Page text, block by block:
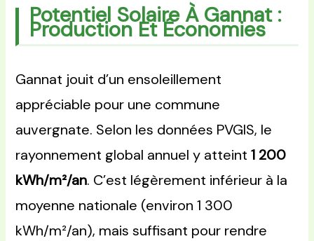
Potentiel Solaire À Gannat :
Production Et Économies
Gannat jouit d’un ensoleillement
appréciable pour une commune
auvergnate. Selon les données PVGIS, le
rayonnement global annuel y atteint1 200
kWh/m²/an. C’est légèrement inférieur à la
moyenne nationale (environ 1 300
kWh/m²/an), mais suffisant pour rendre